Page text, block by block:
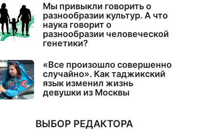
Мы привыкли говорить о
разнообразии культур. А что
наука говорит о
разнообразии человеческой
генетики?
«Все произошло совершенно
случайно». Как таджикский
язык изменил жизнь
девушки из Москвы
ВЫБОР РЕДАКТОРА